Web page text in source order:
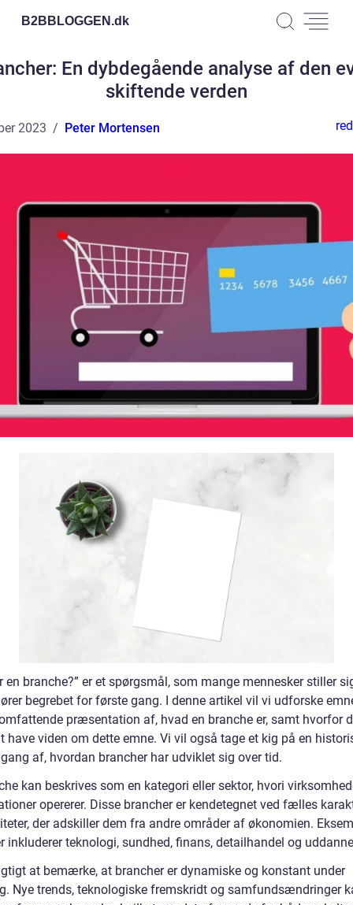
B2BBLOGGEN.dk
En dybdegående analyse af den
skiftende verden
2023 Peter Mortensen
en branche?” er et spørgsmål, som mange mennesker stiller
begrebet for første gang. I denne artikel vil vi udforske
præsentation af, hvad en branche er, samt hvorfor
have viden om dette emne. Vi vil også tage et kig på en
af, hvordan brancher har udviklet sig over tid.
kan beskrives som en kategori eller sektor, hvori
opererer. Disse brancher er kendetegnet ved fælles
der adskiller dem fra andre områder af økonomien.
inkluderer teknologi, sundhed, finans, detailhandel og
at bemærke, at brancher er dynamiske og konstant under
Nye trends, teknologiske fremskridt og samfundsændringer